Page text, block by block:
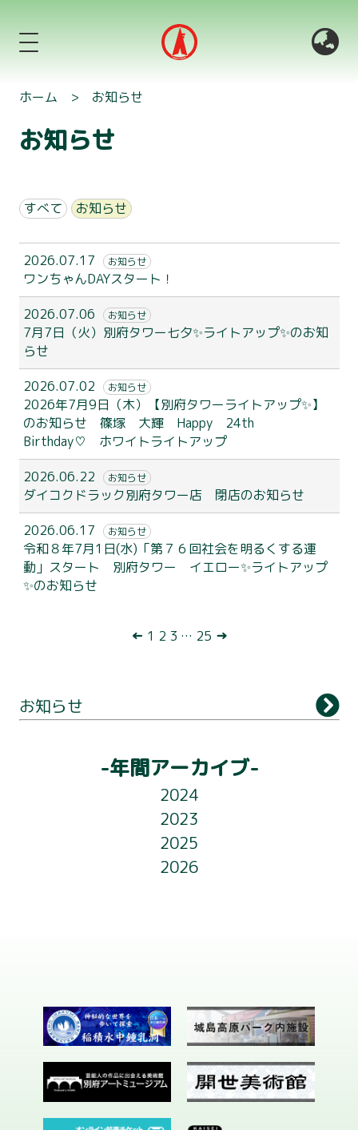
利用案内
ライトアップ
フロアガイド
お知らせ
ホーム > お知らせ
お知らせ
すべて お知らせ
2026.07.17 お知らせ
ワンちゃんDAYスタート！
2026.07.06
お知らせ
7月7日（火）別府タワー七夕✨ライトアップ✨のお知
らせ
2026.07.02
お知らせ
2026年7月9日（木）【別府タワーライトアップ✨】
のお知らせ 篠塚 大輝 Happy 24th
Birthday♡ ホワイトライトアップ
2026.06.22
お知らせ
ダイコクドラック別府タワー店 閉店のお知らせ
2026.06.17
お知らせ
令和８年7月1日(水)「第７６回社会を明るくする運
動」スタート 別府タワー イエロー✨ライトアップ
✨のお知らせ
ナ
ビ
← 1 2 3 … 25 →
お知らせ
-年間アーカイブ-
2024
2023
2025
2026